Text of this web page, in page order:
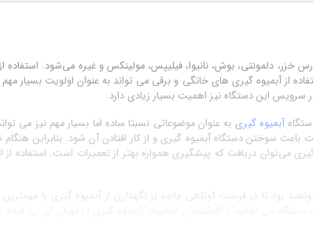
دلمونتی، بوش، نانیوا، فیلیپس، مولینکس و غیره می‌شود. استفاده
از آبمیوه گیری های خانگی و برقی می تواند به عنوان اولویت بسیار
سرویس این دستگاه نیز اهمیت بسیار زیادی دارد.
آبمیوه گیری به عنوان موضوعاتی نسبتا ساده اما بسیار مهم نیز می
سوختن دستگاه آبمیوه گیری و از کار افتادن آن شود. بنابراین
می‌توان دریافت که پیشگیری همواره بهتر از تعمیرات است. استفاده
بود تا در فرصت کوتاهی علاوه بر نگهداری از آبمیوه گیری با
تعمیرات آبمیوه گیری در تهران